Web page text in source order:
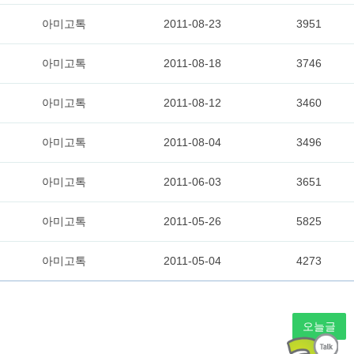
아미고톡 2011-08-23 3951
아미고톡 2011-08-18 3746
아미고톡 2011-08-12 3460
아미고톡 2011-08-04 3496
아미고톡 2011-06-03 3651
아미고톡 2011-05-26 5825
아미고톡 2011-05-04 4273
오늘글